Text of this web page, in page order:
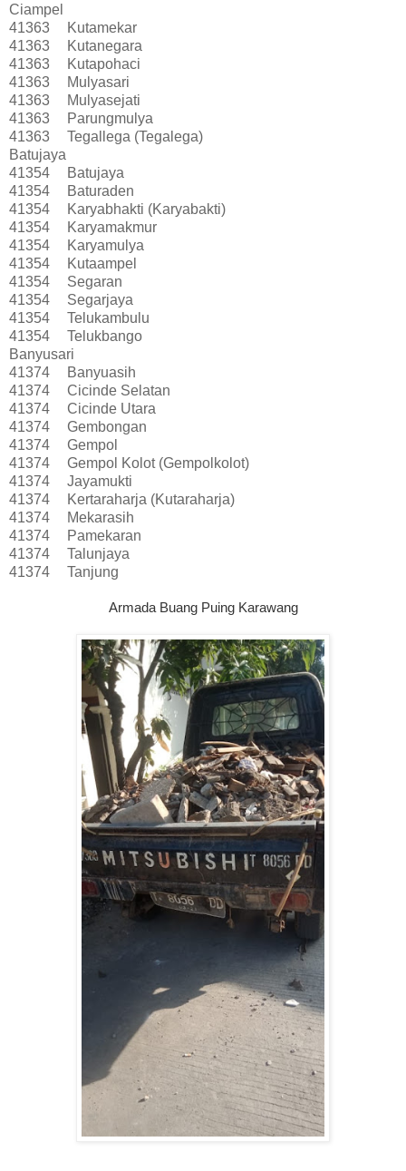
Ciampel
41363
Kutamekar
41363
Kutanegara
41363
Kutapohaci
41363
Mulyasari
41363
Mulyasejati
41363
Parungmulya
41363
Tegallega (Tegalega)
Batujaya
41354
Batujaya
41354
Baturaden
41354
Karyabhakti (Karyabakti)
41354
Karyamakmur
41354
Karyamulya
41354
Kutaampel
41354
Segaran
41354
Segarjaya
41354
Telukambulu
41354
Telukbango
Banyusari
41374
Banyuasih
41374
Cicinde Selatan
41374
Cicinde Utara
41374
Gembongan
41374
Gempol
41374
Gempol Kolot (Gempolkolot)
41374
Jayamukti
41374
Kertaraharja (Kutaraharja)
41374
Mekarasih
41374
Pamekaran
41374
Talunjaya
41374
Tanjung
Armada Buang Puing Karawang